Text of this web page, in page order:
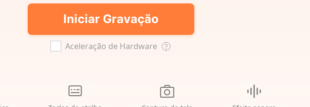
Iniciar Gravação
Aceleração de Hardware